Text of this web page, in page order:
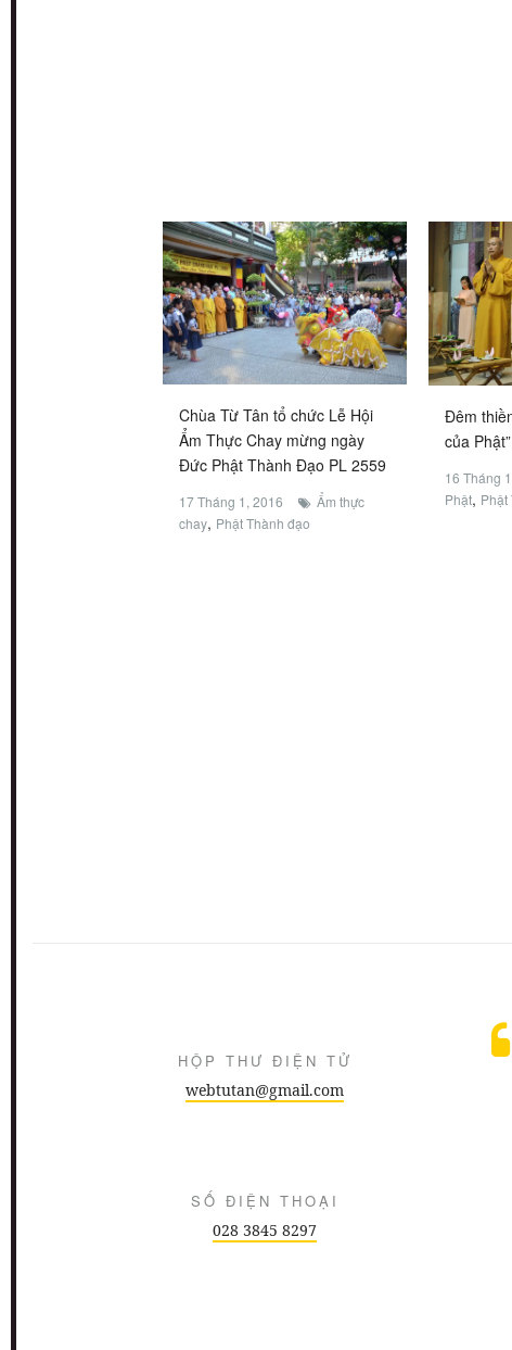
Chùa Từ Tân tổ chức Lễ Hội
Ẩm Thực Chay mừng ngày
Đức Phật Thành Đạo PL 2559
17 Tháng 1, 2016
Ẩm thực
chay, Phật Thành đạo
Đêm
của
16 Tháng
Phật, Phật
HỘP THƯ ĐIỆN TỬ
webtutan@gmail.com
SỐ ĐIỆN THOẠI
028 3845 8297